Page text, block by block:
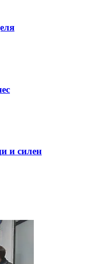
и силен